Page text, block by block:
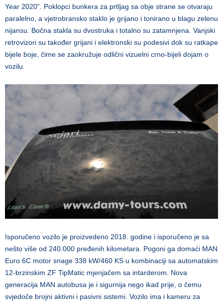
Year 2020”. Poklopci bunkera za prtljag sa obje strane se otvaraju
paralelno, a vjetrobransko staklo je grijano i tonirano u blagu zelenu
nijansu. Bočna stakla su dvostruka i totalno su zatamnjena. Vanjski
retrovizori su također grijani i elektronski su podesivi dok su ratkape
bijele boje, čime se zaokružuje odlični vizuelni crno-bijeli dojam o
vozilu.
Isporučeno vozilo je proizvedeno 2018. godine i isporučeno je sa
nešto više od 240.000 pređenih kilometara. Pogoni ga domaći MAN
Euro 6C motor snage 338 kW/460 KS u kombinaciji sa automatskim
12-brzinskim ZF TipMatic mjenjačem sa intarderom. Nova
generacija MAN autobusa je i sigurnija nego ikad prije, o čemu
svjedoče brojni aktivni i pasivni sistemi. Vozilo ima i kameru za